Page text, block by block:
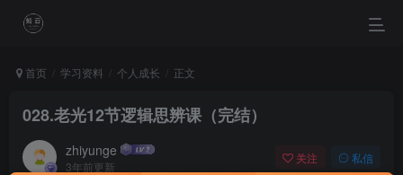
首页 学习资料 个人成长 正文
028.老光12节逻辑思辨课（完结）
zhiyunge
3年前更新
关注 私信